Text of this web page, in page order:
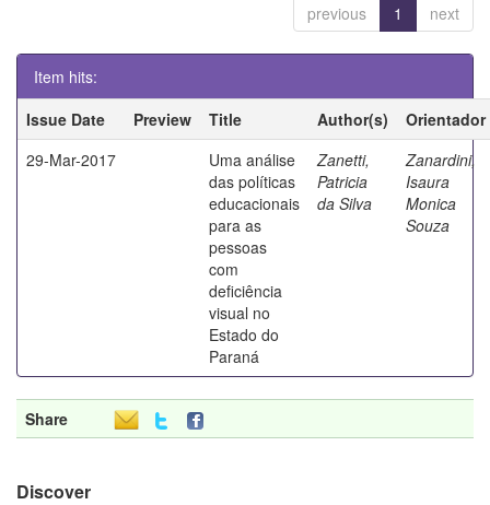
previous 1 next
Item hits:
Issue Date
Preview Title Author(s)
Orientador
29-Mar-2017
Uma análise
das políticas
educacionais
para as
pessoas
com
deficiência
visual no
Estado do
Paraná
Zanetti,
Patricia
da Silva
Zanardini,
Isaura
Monica
Souza
Share
Discover